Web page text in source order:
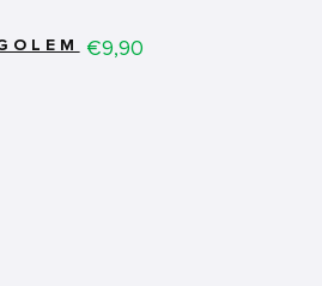
Price
€9,90